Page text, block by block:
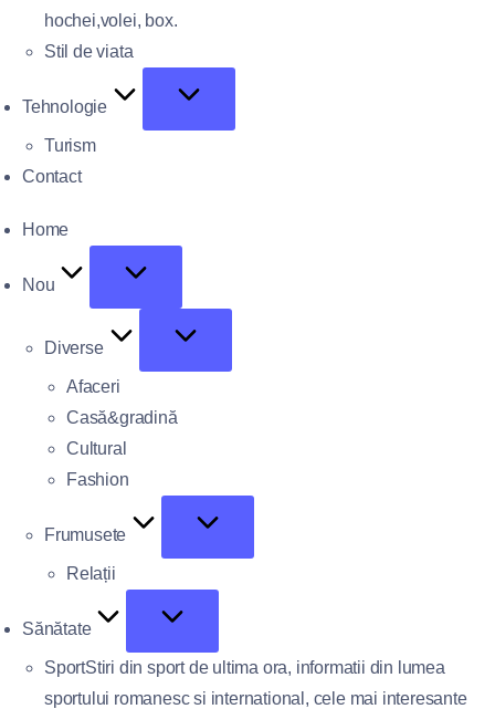
hochei,volei, box.
Stil de viata
Tehnologie
Turism
Contact
Home
Nou
Diverse
Afaceri
Casă&gradină
Cultural
Fashion
Frumusete
Relații
Sănătate
SportStiri din sport de ultima ora, informatii din lumea
sportului romanesc si international, cele mai interesante